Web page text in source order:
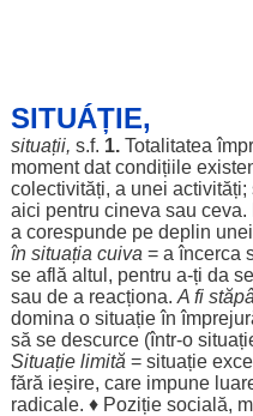
SITUÁȚIE,
situații, s.f. 1. Totalitatea
moment dat condițiile
colectivități, a unei activități;
aici pentru cineva sau ceva.
a corespundepe deplin unei
în situația cuiva = aîncerca
se află altul , pentru a-ți da
sau de a reacționa. A fi
domina o situațieîn
să se descurce(într-o
Situație limită = situație
fără ieșire, care impune
radicale. ♦ Poziție socială,